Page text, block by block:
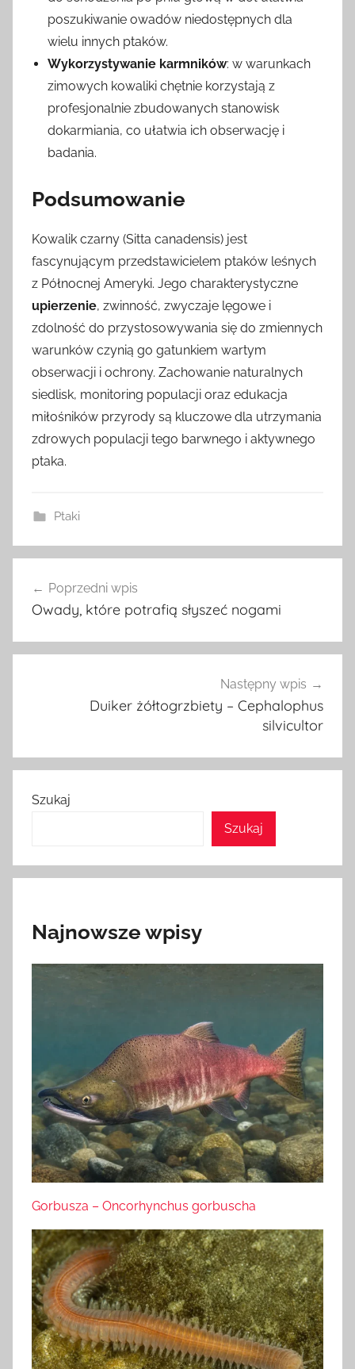
poszukiwanie owadów niedostępnych dla
wielu innych ptaków.
Wykorzystywanie karmników: w warunkach
zimowych kowaliki chętnie korzystają z
profesjonalnie zbudowanych stanowisk
dokarmiania, co ułatwia ich obserwację i
badania.
Podsumowanie
Kowalik czarny (Sitta canadensis) jest
fascynującym przedstawicielem ptaków leśnych
z Północnej Ameryki. Jego charakterystyczne
upierzenie, zwinność, zwyczaje lęgowe i
zdolność do przystosowywania się do zmiennych
warunków czynią go gatunkiem wartym
obserwacji i ochrony. Zachowanie naturalnych
siedlisk, monitoring populacji oraz edukacja
miłośników przyrody są kluczowe dla utrzymania
zdrowych populacji tego barwnego i aktywnego
ptaka.
Ptaki
wpisu
Poprzedni wpis
Owady, które potrafią słyszeć nogami
Następny wpis
Duiker żółtogrzbiety – Cephalophus
silvicultor
Szukaj
Szukaj
Najnowsze wpisy
Gorbusza – Oncorhynchus gorbuscha